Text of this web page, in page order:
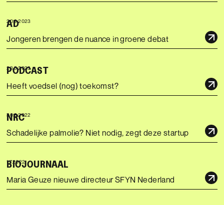
AD
20.9.2023
Jongeren brengen de nuance in groene debat
PODCAST
23.5.2023
Heeft voedsel (nog) toekomst?
NRC
30.8.2022
Schadelijke palmolie? Niet nodig, zegt deze startup
BIOJOURNAAL
1.7.2022
Maria Geuze nieuwe directeur SFYN Nederland